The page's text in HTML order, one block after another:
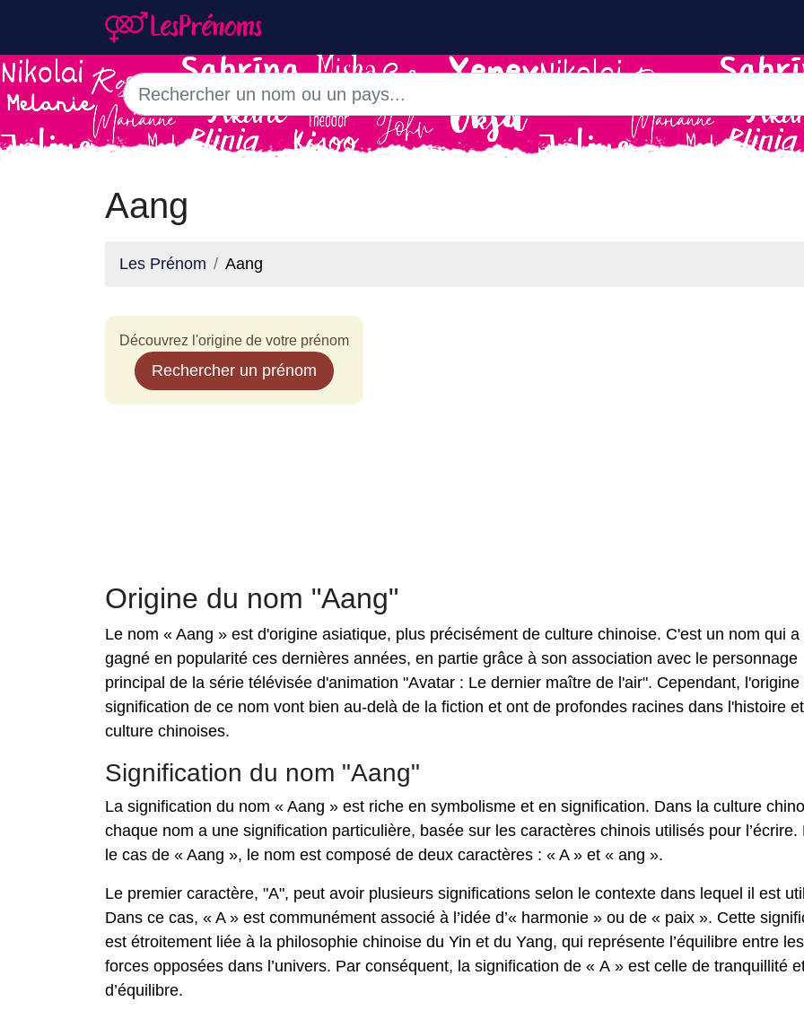
Aang
Les Prénom Aang
Découvrez l'origine de votre prénom
Rechercher un prénom
Origine du nom "Aang"
Le nom « Aang » est d'origine asiatique, plus précisément de culture chinoise. C'est un nom qui a
gagné en popularité ces dernières années, en partie grâce à son association avec le personnage
principal de la série télévisée d'animation "Avatar : Le dernier maître de l'air". Cependant, l'origine
signification de ce nom vont bien au-delà de la fiction et ont de profondes racines dans l'histoire
culture chinoises.
Signification du nom "Aang"
La signification du nom « Aang » est riche en symbolisme et en signification. Dans la culture
chaque nom a une signification particulière, basée sur les caractères chinois utilisés pour l’écrire.
le cas de « Aang », le nom est composé de deux caractères : « A » et « ang ».
Le premier caractère, "A", peut avoir plusieurs significations selon le contexte dans lequel il est
Dans ce cas, « A » est communément associé à l’idée d’« harmonie » ou de « paix ». Cette
est étroitement liée à la philosophie chinoise du Yin et du Yang, qui représente l’équilibre entre les
forces opposées dans l’univers. Par conséquent, la signification de « A » est celle de tranquillité
d’équilibre.